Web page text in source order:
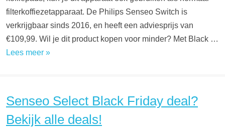
filterkoffiezetapparaat. De Philips Senseo Switch is
verkrijgbaar sinds 2016, en heeft een adviesprijs van
€109,99. Wil je dit product kopen voor minder? Met Black …
Lees meer »
Senseo Select Black Friday deal?
Bekijk alle deals!